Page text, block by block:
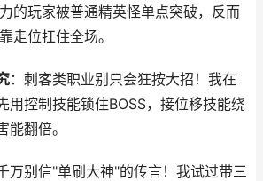
的玩家被普通精英怪单点突破，反而
走位扛住全场。
：刺客类职业别只会狂按大招！我在
用控制技能锁住BOSS，接位移技能绕
能翻倍。
万别信"单刷大神"的传言！我试过带三